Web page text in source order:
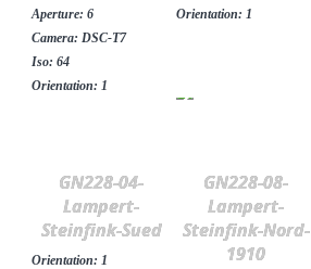
Aperture: 6
Camera: DSC-T7
Iso: 64
Orientation: 1
Orientation: 1
GN228-04-
Lampert-
Steinfink-Sued
Orientation: 1
GN228-08-
Lampert-
Steinfink-Nord-
1910